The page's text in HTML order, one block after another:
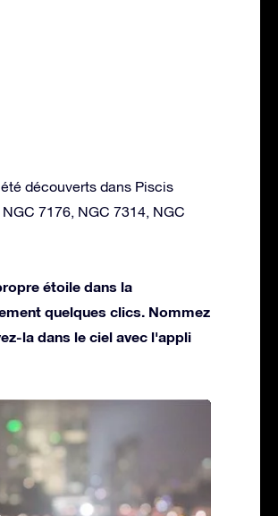
découverts dans Piscis
7176, NGC 7314, NGC
étoile dans la
quelques clics. Nommez
la dans le ciel avec l'appli